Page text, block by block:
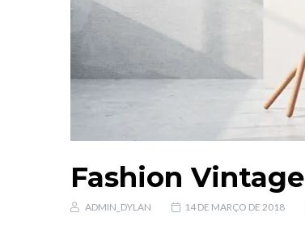
Fashion Vintage
ADMIN_DYLAN 14 DE MARÇO DE 2018